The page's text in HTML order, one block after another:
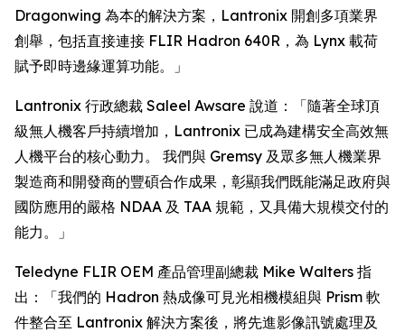
Dragonwing 為本的解決方案，Lantronix 開創多項業界
創舉，包括直接連接 FLIR Hadron 640R，為 Lynx 載荷
賦予即時邊緣運算功能。」
Lantronix 行政總裁 Saleel Awsare 說道：「隨著全球頂
級無人機客戶持續增加，Lantronix 已成為建構安全高效無
人機平台的核心動力。 我們與 Gremsy 及眾多無人機業界
製造商和開發商的豐碩合作成果，彰顯我們既能滿足政府與
國防應用的嚴格 NDAA 及 TAA 規範，又具備大規模交付的
能力。」
Teledyne FLIR OEM 產品管理副總裁 Mike Walters 指
出：「我們的 Hadron 熱成像可見光相機模組與 Prism 軟
件整合至 Lantronix 解決方案後，將先進影像訊號處理及